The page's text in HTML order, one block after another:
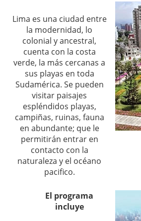
Lima es una ciudad entre
la modernidad, lo
colonial y ancestral,
cuenta con la costa
verde, la más cercanas a
sus playas en toda
Sudamérica. Se pueden
visitar paisajes
espléndidos playas,
campiñas, ruinas, fauna
en abundante; que le
permitirán entrar en
contacto con la
naturaleza y el océano
pacifico.
El programa
incluye